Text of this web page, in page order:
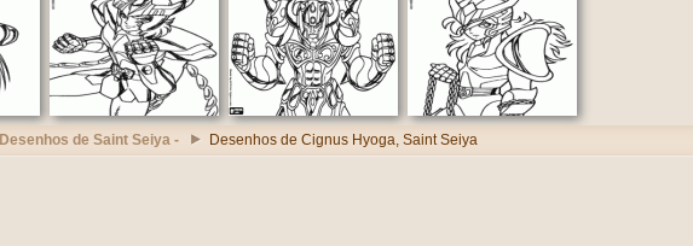
Desenhos de Saint Seiya - Desenhos de Cignus Hyoga, Saint Seiya